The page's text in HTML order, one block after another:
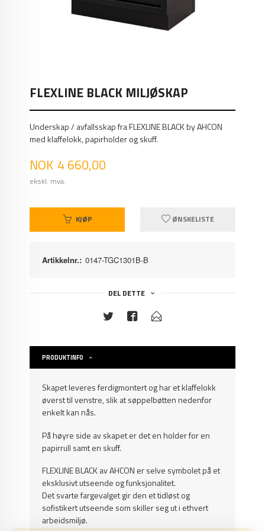
FLEXLINE BLACK MILJØSKAP
Underskap / avfallsskap fra FLEXLINE BLACK by AHCON
med klaffelokk, papirholder og skuff.
Pris
NOK 4 660,00
ekskl. mva.
KJØP ØNSKELISTE
Artikkelnr.: 0147-TGC1301B-B
DEL DETTE
PRODUKTINFO
Skapet leveres ferdigmontert og har et klaffelokk
øverst til venstre, slik at søppelbøtten nedenfor
enkelt kan nås.
På høyre side av skapet er det en holder for en
papirrull samt en skuff.
FLEXLINE BLACK av AHCON er selve symbolet på et
eksklusivt utseende og funksjonalitet.
Det svarte fargevalget gir den et tidløst og
sofistikert utseende som skiller seg ut i ethvert
arbeidsmiljø.